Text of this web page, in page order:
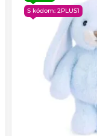
S kódom: 2PLUS1